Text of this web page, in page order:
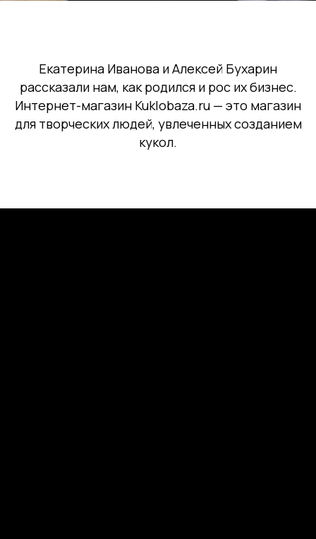
Екатерина Иванова и Алексей Бухарин
рассказали нам, как родился и рос их бизнес.
Интернет-магазин Kuklobaza.ru — это магазин
для творческих людей, увлеченных созданием
кукол.